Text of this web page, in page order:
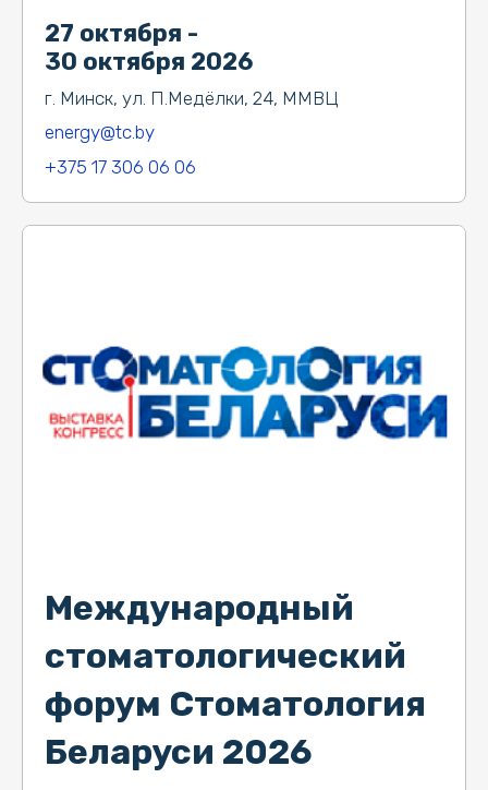
27 октября -
30 октября 2026
г. Минск, ул. П.Медёлки, 24, ММВЦ
energy@tc.by
+375 17 306 06 06
Международный
стоматологический
форум Стоматология
Беларуси 2026